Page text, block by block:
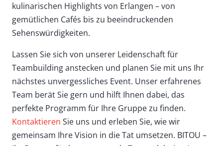
kulinarischen Highlights von Erlangen – von
gemütlichen Cafés bis zu beeindruckenden
Sehenswürdigkeiten.
Lassen Sie sich von unserer Leidenschaft für
Teambuilding anstecken und planen Sie mit uns Ihr
nächstes unvergessliches Event. Unser erfahrenes
Team berät Sie gern und hilft Ihnen dabei, das
perfekte Programm für Ihre Gruppe zu finden.
Kontaktieren Sie uns und erleben Sie, wie wir
gemeinsam Ihre Vision in die Tat umsetzen. BITOU –